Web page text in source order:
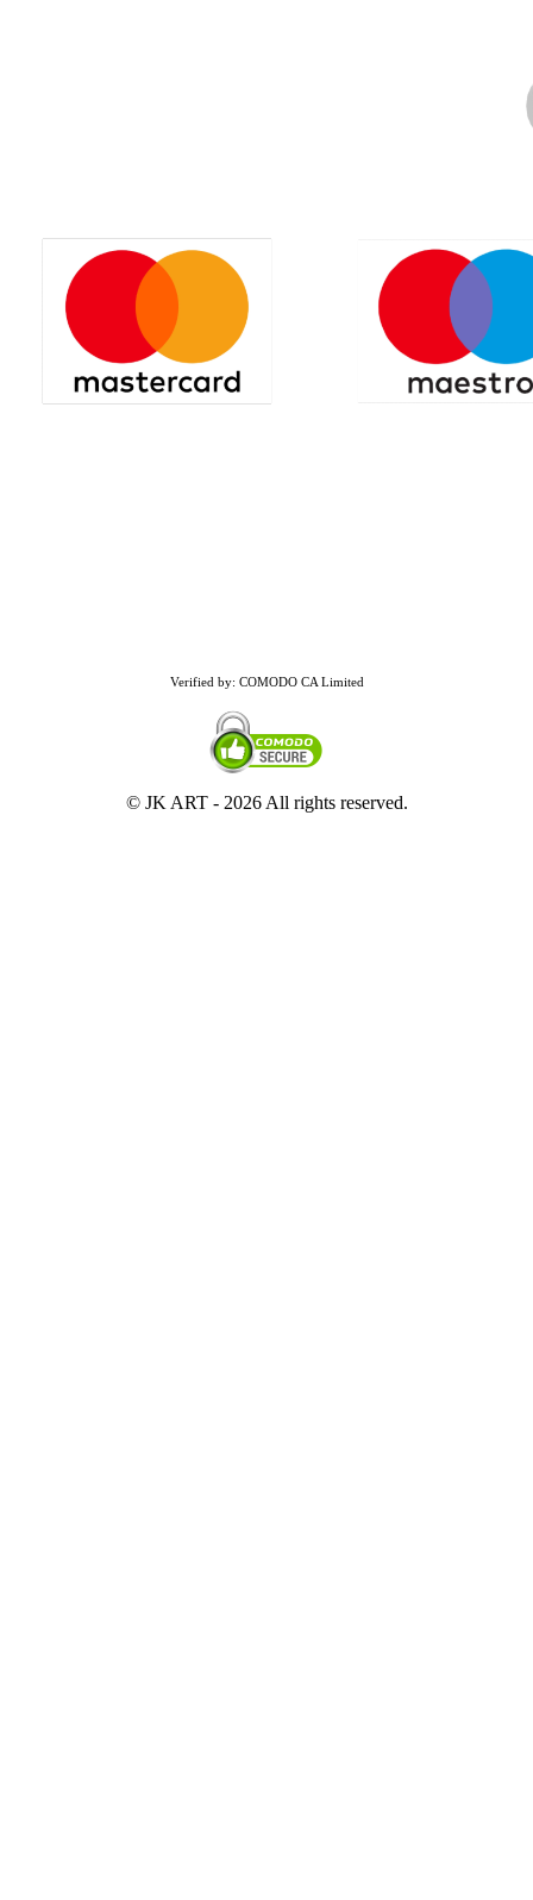
Verified by: COMODO CA Limited
© JK ART - 2026 All rights reserved.